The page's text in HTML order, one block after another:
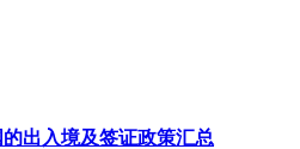
出入境及签证政策汇总